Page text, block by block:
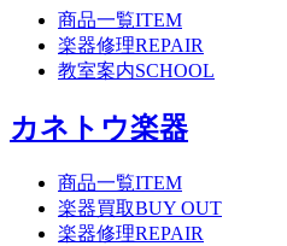
商品一覧ITEM
楽器修理REPAIR
教室案内SCHOOL
カネトウ楽器
商品一覧ITEM
楽器買取BUY OUT
楽器修理REPAIR